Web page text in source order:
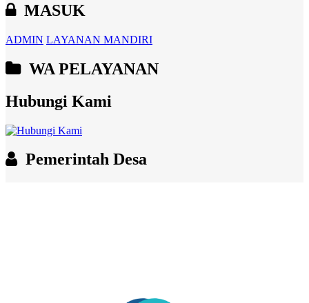
MASUK
ADMIN LAYANAN MANDIRI
WA PELAYANAN
Hubungi Kami
Pemerintah Desa